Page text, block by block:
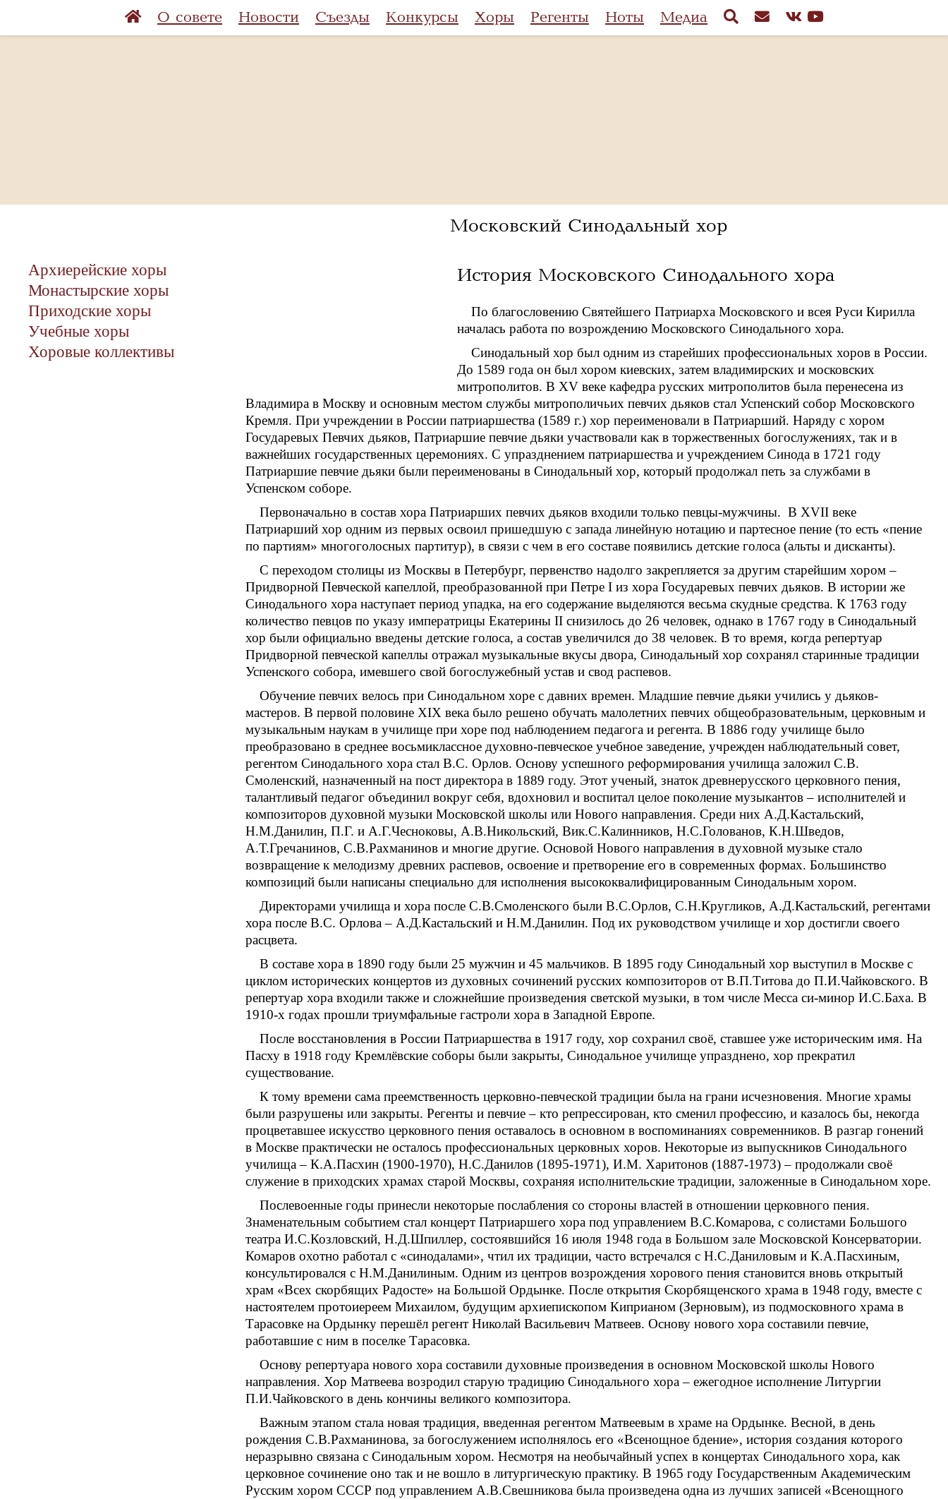
О совете Новости Съезды Конкурсы Хоры Регенты Ноты Медиа
Московский Синодальный хор
Архиерейские хоры
Монастырские хоры
Приходские хоры
Учебные хоры
Хоровые коллективы
История Московского Синодального хора
По благословению Святейшего Патриарха Московского и всея Руси Кирилла
началась работа по возрождению Московского Синодального хора.
Синодальный хор был одним из старейших профессиональных хоров в России.
До 1589 года он был хором киевских, затем владимирских и московских
митрополитов. В XV веке кафедра русских митрополитов была перенесена из
Владимира в Москву и основным местом службы митрополичьих певчих дьяков стал Успенский собор Московского
Кремля. При учреждении в России патриаршества (1589 г.) хор переименовали в Патриарший. Наряду с хором
Государевых Певчих дьяков, Патриаршие певчие дьяки участвовали как в торжественных богослужениях, так и в
важнейших государственных церемониях. С упразднением патриаршества и учреждением Синода в 1721 году
Патриаршие певчие дьяки были переименованы в Синодальный хор, который продолжал петь за службами в
Успенском соборе.
Первоначально в состав хора Патриарших певчих дьяков входили только певцы-мужчины. В XVII веке
Патриарший хор одним из первых освоил пришедшую с запада линейную нотацию и партесное пение (то есть «пение
по партиям» многоголосных партитур), в связи с чем в его составе появились детские голоса (альты и дисканты).
С переходом столицы из Москвы в Петербург, первенство надолго закрепляется за другим старейшим хором –
Придворной Певческой капеллой, преобразованной при Петре I из хора Государевых певчих дьяков. В истории же
Синодального хора наступает период упадка, на его содержание выделяются весьма скудные средства. К 1763 году
количество певцов по указу императрицы Екатерины II снизилось до 26 человек, однако в 1767 году в Синодальный
хор были официально введены детские голоса, а состав увеличился до 38 человек. В то время, когда репертуар
Придворной певческой капеллы отражал музыкальные вкусы двора, Синодальный хор сохранял старинные традиции
Успенского собора, имевшего свой богослужебный устав и свод распевов.
Обучение певчих велось при Синодальном хоре с давних времен. Младшие певчие дьяки учились у дьяков-
мастеров. В первой половине XIX века было решено обучать малолетних певчих общеобразовательным, церковным и
музыкальным наукам в училище при хоре под наблюдением педагога и регента. В 1886 году училище было
преобразовано в среднее восьмиклассное духовно-певческое учебное заведение, учрежден наблюдательный совет,
регентом Синодального хора стал В.С. Орлов. Основу успешного реформирования училища заложил С.В.
Смоленский, назначенный на пост директора в 1889 году. Этот ученый, знаток древнерусского церковного пения,
талантливый педагог объединил вокруг себя, вдохновил и воспитал целое поколение музыкантов – исполнителей и
композиторов духовной музыки Московской школы или Нового направления. Среди них А.Д.Кастальский,
Н.М.Данилин, П.Г. и А.Г.Чесноковы, А.В.Никольский, Вик.С.Калинников, Н.С.Голованов, К.Н.Шведов,
А.Т.Гречанинов, С.В.Рахманинов и многие другие. Основой Нового направления в духовной музыке стало
возвращение к мелодизму древних распевов, освоение и претворение его в современных формах. Большинство
композиций были написаны специально для исполнения высококвалифицированным Синодальным хором.
Директорами училища и хора после С.В.Смоленского были В.С.Орлов, С.Н.Кругликов, А.Д.Кастальский, регентами
хора после В.С. Орлова – А.Д.Кастальский и Н.М.Данилин. Под их руководством училище и хор достигли своего
расцвета.
В составе хора в 1890 году были 25 мужчин и 45 мальчиков. В 1895 году Синодальный хор выступил в Москве с
циклом исторических концертов из духовных сочинений русских композиторов от В.П.Титова до П.И.Чайковского. В
репертуар хора входили также и сложнейшие произведения светской музыки, в том числе Месса си-минор И.С.Баха. В
1910-х годах прошли триумфальные гастроли хора в Западной Европе.
После восстановления в России Патриаршества в 1917 году, хор сохранил своё, ставшее уже историческим имя. На
Пасху в 1918 году Кремлёвские соборы были закрыты, Синодальное училище упразднено, хор прекратил
существование.
К тому времени сама преемственность церковно-певческой традиции была на грани исчезновения. Многие храмы
были разрушены или закрыты. Регенты и певчие – кто репрессирован, кто сменил профессию, и казалось бы, некогда
процветавшее искусство церковного пения оставалось в основном в воспоминаниях современников. В разгар гонений
в Москве практически не осталось профессиональных церковных хоров. Некоторые из выпускников Синодального
училища – К.А.Пасхин (1900-1970), Н.С.Данилов (1895-1971), И.М. Харитонов (1887-1973) – продолжали своё
служение в приходских храмах старой Москвы, сохраняя исполнительские традиции, заложенные в Синодальном хоре.
Послевоенные годы принесли некоторые послабления со стороны властей в отношении церковного пения.
Знаменательным событием стал концерт Патриаршего хора под управлением В.С.Комарова, с солистами Большого
театра И.С.Козловский, Н.Д.Шпиллер, состоявшийся 16 июля 1948 года в Большом зале Московской Консерватории.
Комаров охотно работал с «синодалами», чтил их традиции, часто встречался с Н.С.Даниловым и К.А.Пасхиным,
консультировался с Н.М.Данилиным. Одним из центров возрождения хорового пения становится вновь открытый
храм «Всех скорбящих Радосте» на Большой Ордынке. После открытия Скорбященского храма в 1948 году, вместе с
настоятелем протоиереем Михаилом, будущим архиепископом Киприаном (Зерновым), из подмосковного храма в
Тарасовке на Ордынку перешёл регент Николай Васильевич Матвеев. Основу нового хора составили певчие,
работавшие с ним в поселке Тарасовка.
Основу репертуара нового хора составили духовные произведения в основном Московской школы Нового
направления. Хор Матвеева возродил старую традицию Синодального хора – ежегодное исполнение Литургии
П.И.Чайковского в день кончины великого композитора.
Важным этапом стала новая традиция, введенная регентом Матвеевым в храме на Ордынке. Весной, в день
рождения С.В.Рахманинова, за богослужением исполнялось его «Всенощное бдение», история создания которого
неразрывно связана с Синодальным хором. Несмотря на необычайный успех в концертах Синодального хора, как
церковное сочинение оно так и не вошло в литургическую практику. В 1965 году Государственным Академическим
Русским хором СССР под управлением А.В.Свешникова была произведена одна из лучших записей «Всенощного